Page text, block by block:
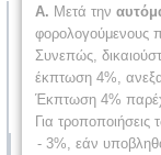
Α. Μετά την
φορολογούμενους
Συνεπώς,
έκπτωση 4%,
Έκπτωση 4%
Για
- 3%, εάν